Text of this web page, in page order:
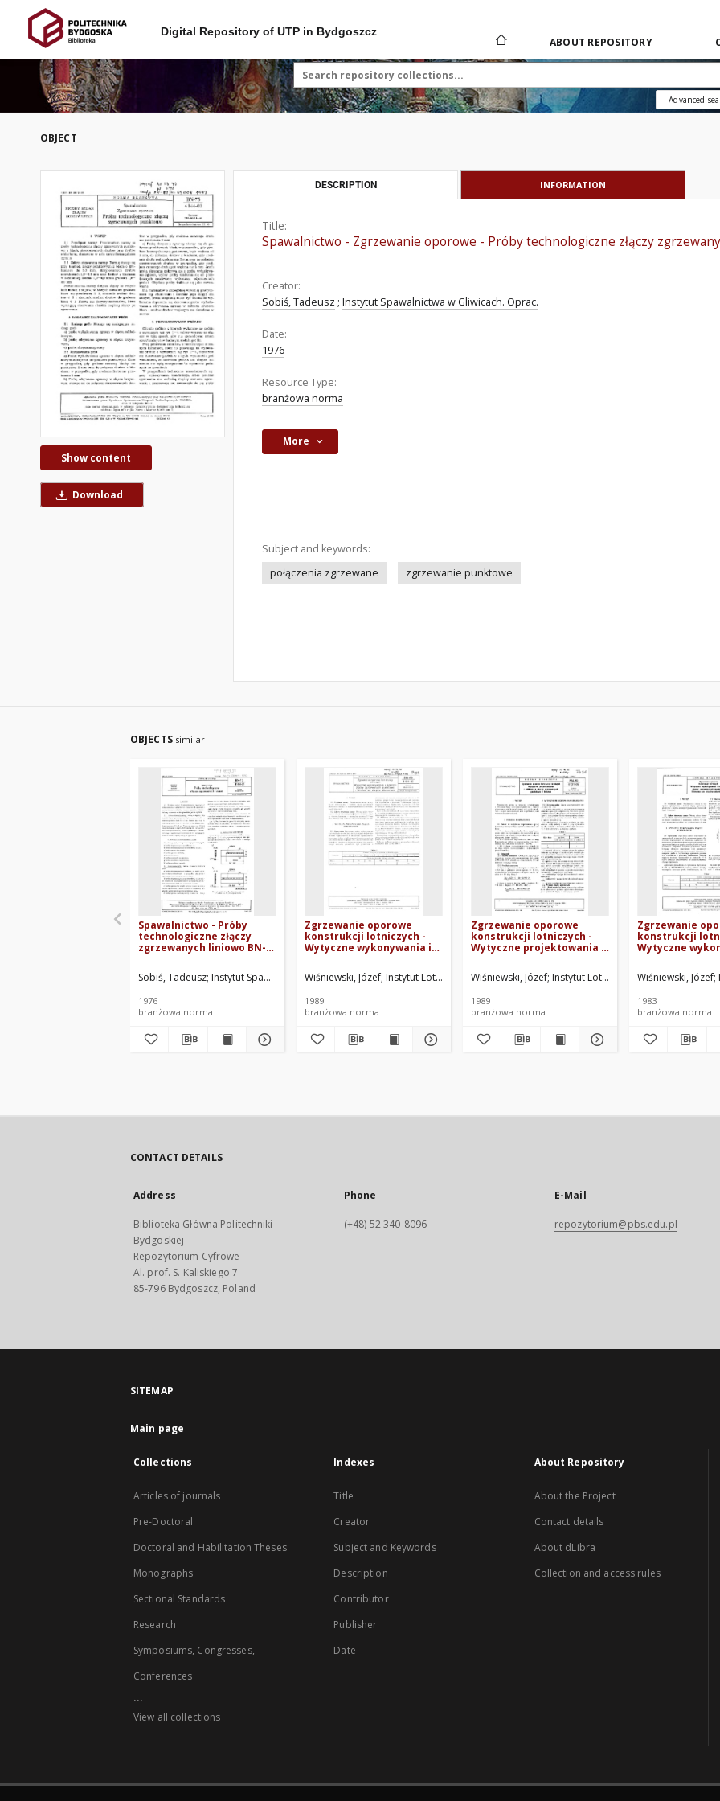
Digital Repository of UTP in Bydgoszcz
ABOUT REPOSITORY
Advanced
OBJECT
Show content
Download
DESCRIPTION INFORMATION
Title:
Spawalnictwo - Zgrzewanie oporowe - Próby technologiczne złączy
Creator:
Sobiś, Tadeusz ; Instytut Spawalnictwa w Gliwicach. Oprac.
Date:
1976
Resource Type:
branżowa norma
More
Subject and keywords:
połączenia zgrzewane
zgrzewanie punktowe
OBJECTS similar
Spawalnictwo - Próby
technologiczne złączy
zgrzewanych liniowo BN-
Sobiś, Tadeusz Instytut Spawalnictwa w Gliwicach. Oprac.
1976
branżowa norma
Zgrzewanie oporowe
konstrukcji lotniczych -
Wytyczne wykonywania i
zgrzewanych punktowo i
liniowo ze stopów
Wiśniewski, Józef Instytut Lotnictwa w Warszawie. Oprac.
1989
branżowa norma
Zgrzewanie oporowe
konstrukcji lotniczych -
Wytyczne projektowania i
zgrzewanych punktowo i
liniowo BN-89/4101-05
Wiśniewski, Józef Instytut Lotnictwa w Warszawie.
1989
branżowa norma
Zgrzewanie
konstrukcji
Wytyczne
zgrzewanych
liniowo ze
Wiśniewski, Józef
1983
branżowa norma
CONTACT DETAILS
Address
Biblioteka Główna Politechniki
Bydgoskiej
Repozytorium Cyfrowe
Al. prof. S. Kaliskiego 7
85-796 Bydgoszcz, Poland
Phone
(+48) 52 340-8096
E-Mail
repozytorium@pbs.edu.pl
SITEMAP
Main page
Collections
Articles of journals
Pre-Doctoral
Doctoral and Habilitation Theses
Monographs
Sectional Standards
Research
Symposiums, Congresses,
Conferences
...
View all collections
Indexes
Title
Creator
Subject and Keywords
Description
Contributor
Publisher
Date
About Repository
About the Project
Contact details
About dLibra
Collection and access rules